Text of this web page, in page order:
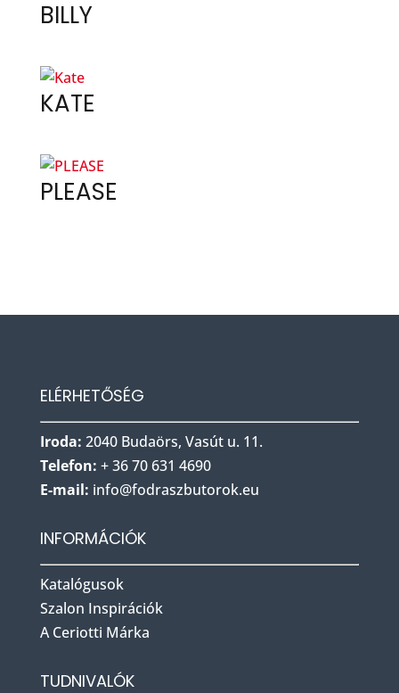
BILLY
KATE
PLEASE
ELÉRHETŐSÉG
Iroda: 2040 Budaörs, Vasút u. 11.
Telefon: + 36 70 631 4690
E-mail: info@fodraszbutorok.eu
INFORMÁCIÓK
Katalógusok
Szalon Inspirációk
A Ceriotti Márka
TUDNIVALÓK